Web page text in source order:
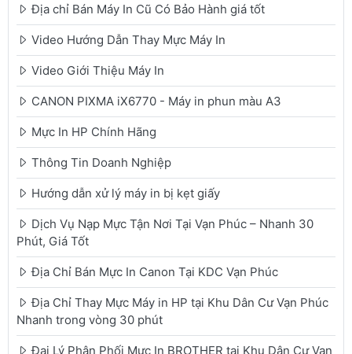
Địa chỉ Bán Máy In Cũ Có Bảo Hành giá tốt
Video Hướng Dẫn Thay Mực Máy In
Video Giới Thiệu Máy In
CANON PIXMA iX6770 - Máy in phun màu A3
Mực In HP Chính Hãng
Thông Tin Doanh Nghiệp
Hướng dẫn xử lý máy in bị kẹt giấy
Dịch Vụ Nạp Mực Tận Nơi Tại Vạn Phúc – Nhanh 30
Phút, Giá Tốt
Địa Chỉ Bán Mực In Canon Tại KDC Vạn Phúc
Địa Chỉ Thay Mực Máy in HP tại Khu Dân Cư Vạn Phúc
Nhanh trong vòng 30 phút
Đại Lý Phân Phối Mực In BROTHER tại Khu Dân Cư Vạn